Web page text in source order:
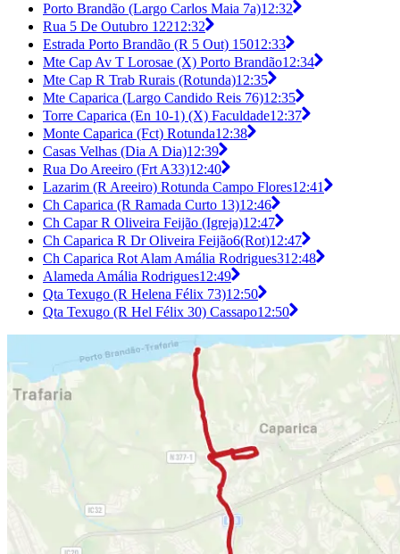
Porto Brandão (Largo Carlos Maia 7a)12:32
Rua 5 De Outubro 12212:32
Estrada Porto Brandão (R 5 Out) 15012:33
Mte Cap Av T Lorosae (X) Porto Brandão12:34
Mte Cap R Trab Rurais (Rotunda)12:35
Mte Caparica (Largo Candido Reis 76)12:35
Torre Caparica (En 10-1) (X) Faculdade12:37
Monte Caparica (Fct) Rotunda12:38
Casas Velhas (Dia A Dia)12:39
Rua Do Areeiro (Frt A33)12:40
Lazarim (R Areeiro) Rotunda Campo Flores12:41
Ch Caparica (R Ramada Curto 13)12:46
Ch Capar R Oliveira Feijão (Igreja)12:47
Ch Caparica R Dr Oliveira Feijão6(Rot)12:47
Ch Caparica Rot Alam Amália Rodrigues312:48
Alameda Amália Rodrigues12:49
Qta Texugo (R Helena Félix 73)12:50
Qta Texugo (R Hel Félix 30) Cassapo12:50